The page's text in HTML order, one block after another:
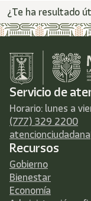
¿Te ha resultado
Servicio de
Horario: lunes a
(777) 329 2200
Recursos
Gobierno
Bienestar
Economía